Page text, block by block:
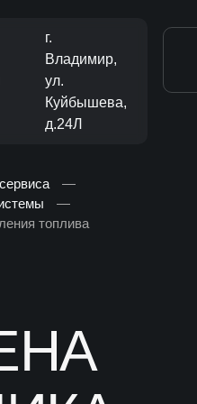
г.
Владимир,
ул.
Куйбышева,
д.24Л
]
—
—
топлива